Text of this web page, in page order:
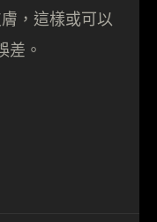
，這樣或可以
。